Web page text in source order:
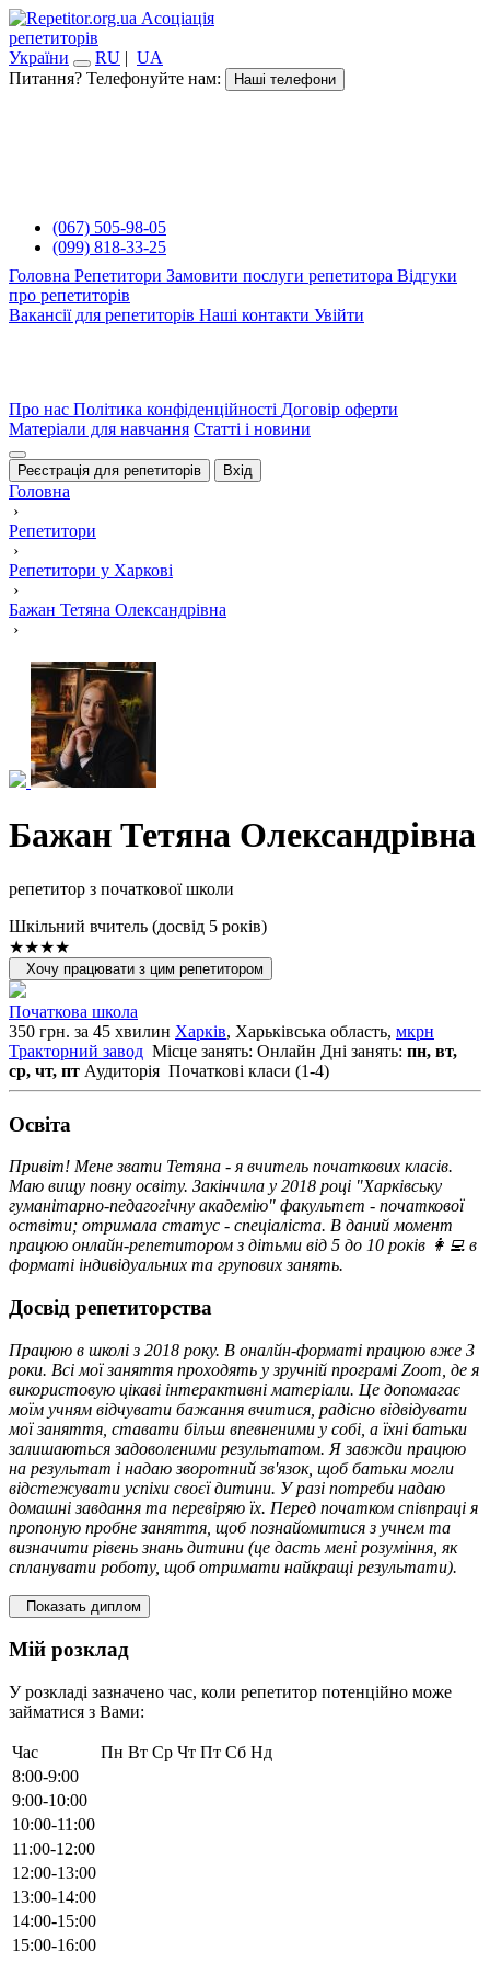
Асоціація
репетиторів
України
RU | UA
Питання? Телефонуйте нам:
Наші телефони
(067) 505-98-05
(099) 818-33-25
Головна Репетитори Замовити послуги репетитора Відгуки
про репетиторів
Вакансії для репетиторів Наші контакти Увійти
Про нас Політика конфіденційності Договір оферти
Матеріали для навчання Статті і новини
Реєстрація для репетиторів Вхід
Головна
›
Репетитори
›
Репетитори у Харкові
›
Бажан Тетяна Олександрівна
›
Бажан Тетяна Олександрівна
репетитор з початкової школи
Шкільний вчитель (досвід 5 років)
★★★★
Хочу працювати з цим репетитором
Початкова школа
350 грн. за 45 хвилин Харків, Харьківська область, мкрн
Тракторний завод Місце занять: Онлайн Дні занять: пн, вт,
ср, чт, пт Аудиторія Початкові класи (1-4)
Освiта
Привіт! Мене звати Тетяна - я вчитель початкових класів.
Маю вищу повну освіту. Закінчила у 2018 році "Харківську
гуманітарно-педагогічну академію" факультет - початкової
оствіти; отримала статус - спеціаліста. В даний момент
працюю онлайн-репетитором з дітьми від 5 до 10 років 👩‍💻 в
форматі індивідуальних та групових занять.
Досвід репетиторства
Працюю в школі з 2018 року. В оналйн-форматі працюю вже 3
роки. Всі мої заняття проходять у зручній програмі Zoom, де я
використовую цікаві інтерактивні матеріали. Це допомагає
моїм учням відчувати бажання вчитися, радісно відвідувати
мої заняття, ставати більш впевненими у собі, а їхні батьки
залишаються задоволеними результатом. Я завжди працюю
на результат і надаю зворотний зв'язок, щоб батьки могли
відстежувати успіхи своєї дитини. У разі потреби надаю
домашні завдання та перевіряю їх. Перед початком співпраці я
пропоную пробне заняття, щоб познайомитися з учнем та
визначити рівень знань дитини (це дасть мені розуміння, як
спланувати роботу, щоб отримати найкращі результати).
Показать диплом
Мій розклад
У розкладі зазначено час, коли репетитор потенційно може
займатися з Вами:
Час Пн Вт Ср Чт Пт Сб Нд
8:00-9:00
9:00-10:00
10:00-11:00
11:00-12:00
12:00-13:00
13:00-14:00
14:00-15:00
15:00-16:00